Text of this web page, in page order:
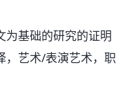
为基础的研究的证明
，艺术/表演艺术，职